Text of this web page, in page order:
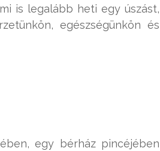
is legalább heti egy úszást,
egészségünkön és
egy bérház pincéjében